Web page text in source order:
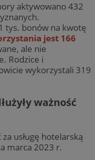
aktywowano 432
tys. bonów na kwotę
jest 166
ale nie
Rodzice i
wykorzystali 319
ważność
usługę hotelarską
marca 2023 r.